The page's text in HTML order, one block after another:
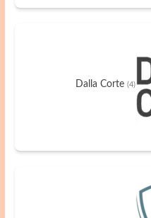
Dalla Corte (4)